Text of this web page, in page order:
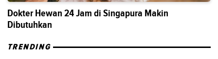
Dokter Hewan 24 Jam di Singapura Makin
Dibutuhkan
TRENDING